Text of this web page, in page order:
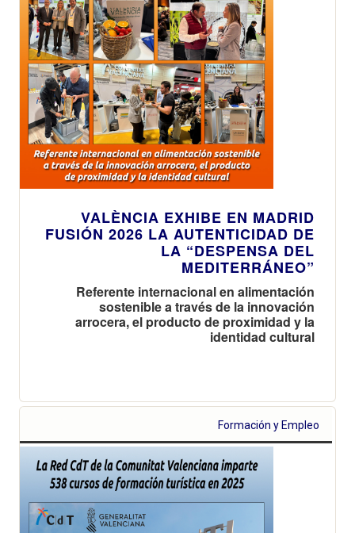
VALÈNCIA EXHIBE EN MADRID
FUSIÓN 2026 LA AUTENTICIDAD DE
LA “DESPENSA DEL
MEDITERRÁNEO”
Referente internacional en alimentación
sostenible a través de la innovación
arrocera, el producto de proximidad y la
identidad cultural
Formación y Empleo